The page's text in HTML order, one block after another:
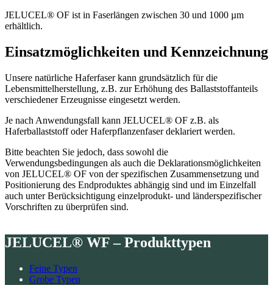
JELUCEL® OF ist in Faserlängen zwischen 30 und 1000 µm
erhältlich.
Einsatzmöglichkeiten und Kennzeichnung
Unsere natürliche Haferfaser kann grundsätzlich für die
Lebensmittelherstellung, z.B. zur Erhöhung des Ballaststoffanteils
verschiedener Erzeugnisse eingesetzt werden.
Je nach Anwendungsfall kann JELUCEL® OF z.B. als
Haferballaststoff oder Haferpflanzenfaser deklariert werden.
Bitte beachten Sie jedoch, dass sowohl die
Verwendungsbedingungen als auch die Deklarationsmöglichkeiten
von JELUCEL® OF von der spezifischen Zusammensetzung und
Positionierung des Endproduktes abhängig sind und im Einzelfall
auch unter Berücksichtigung einzelprodukt- und länderspezifischer
Vorschriften zu überprüfen sind.
JELUCEL® WF – Produkttypen
Feine Typen
Grobe Typen